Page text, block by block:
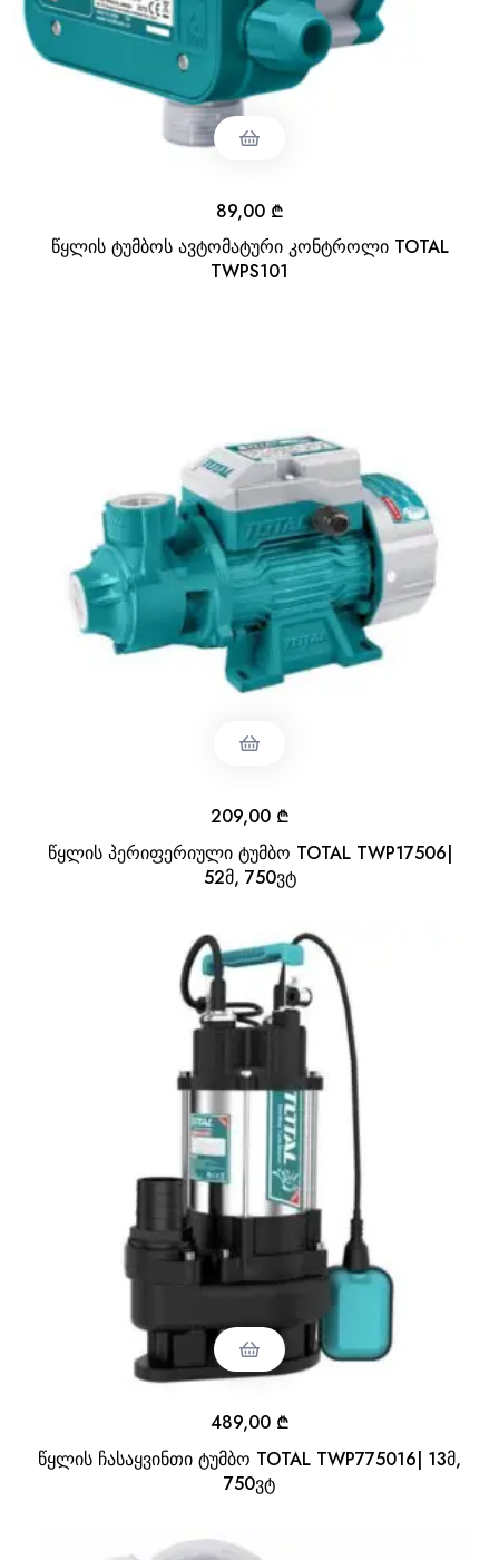
წყლის ტუმბოს ავტომატური კონტროლი TOTAL
TWPS101
89,00 ₾
წყლის პერიფერიული ტუმბო TOTAL TWP17506|
52მ, 750ვტ
209,00 ₾
წყლის ჩასაყვინთი ტუმბო TOTAL TWP775016| 13მ,
750ვტ
489,00 ₾